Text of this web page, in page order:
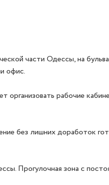
части Одессы, на
офис.
организовать рабочие
без лишних доработок
Прогулочная зона с